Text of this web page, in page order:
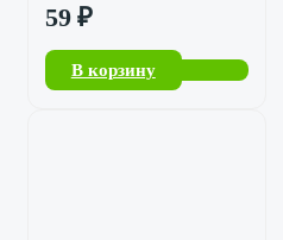
59 ₽
В корзину